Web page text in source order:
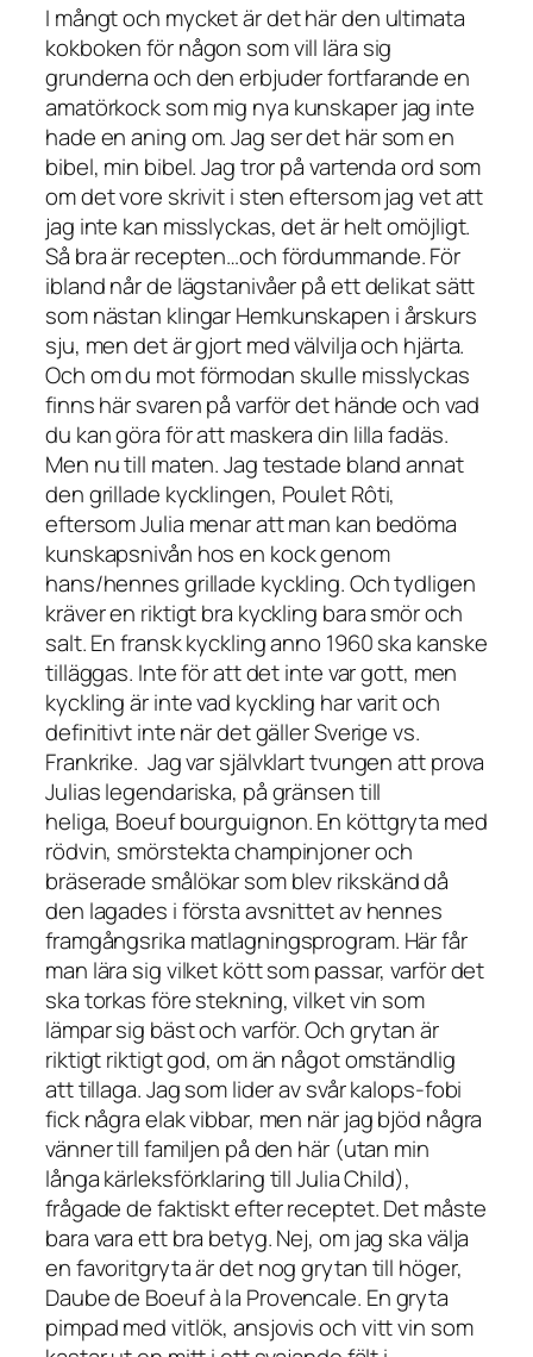
I mångt och mycket är det här den ultimata
kokboken för någon som vill lära sig
grunderna och den erbjuder fortfarande en
amatörkock som mig nya kunskaper jag inte
hade en aning om. Jag ser det här som en
bibel, min bibel. Jag tror på vartenda ord som
om det vore skrivit i sten eftersom jag vet att
jag inte kan misslyckas, det är helt omöjligt.
Så bra är recepten…och fördummande. För
ibland når de lägstanivåer på ett delikat sätt
som nästan klingar Hemkunskapen i årskurs
sju, men det är gjort med välvilja och hjärta.
Och om du mot förmodan skulle misslyckas
finns här svaren på varför det hände och vad
du kan göra för att maskera din lilla fadäs.
Men nu till maten. Jag testade bland annat
den grillade kycklingen, Poulet Rôti,
eftersom Julia menar att man kan bedöma
kunskapsnivån hos en kock genom
hans/hennes grillade kyckling. Och tydligen
kräver en riktigt bra kyckling bara smör och
salt. En fransk kyckling anno 1960 ska kanske
tilläggas. Inte för att det inte var gott, men
kyckling är inte vad kyckling har varit och
definitivt inte när det gäller Sverige vs.
Frankrike. Jag var självklart tvungen att prova
Julias legendariska, på gränsen till
heliga, Boeuf bourguignon. En köttgryta med
rödvin, smörstekta champinjoner och
bräserade smålökar somblev rikskänd då
den lagades i första avsnittet av hennes
framgångsrika matlagningsprogram. Här får
man lära sig vilket kött som passar, varför det
ska torkas före stekning, vilket vin som
lämpar sig bäst och varför. Och grytan är
riktigt riktigt god, om än något omständlig
att tillaga. Jag som lider av svår kalops-fobi
fick några elak vibbar, men när jag bjöd några
vänner till familjen på den här (utan min
långa kärleksförklaring till Julia Child),
frågade de faktiskt efter receptet. Det måste
bara vara ett bra betyg. Nej, om jag ska välja
en favoritgryta är det nog grytan till höger,
Daube de Boeuf à la Provencale. En gryta
pimpad med vitlök, ansjovis och vitt vin som